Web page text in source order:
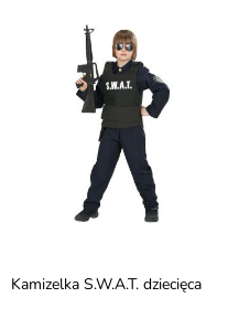
Kamizelka S.W.A.T. dziecięca